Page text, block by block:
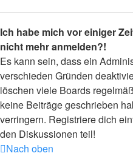
Ich habe mich vor einiger
nicht mehr anmelden?!
Es kann sein, dass ein
verschieden Gründen
löschen viele Boards
keine Beiträge geschrieben
verringern. Registriere dich
den Diskussionen teil!
Nach oben